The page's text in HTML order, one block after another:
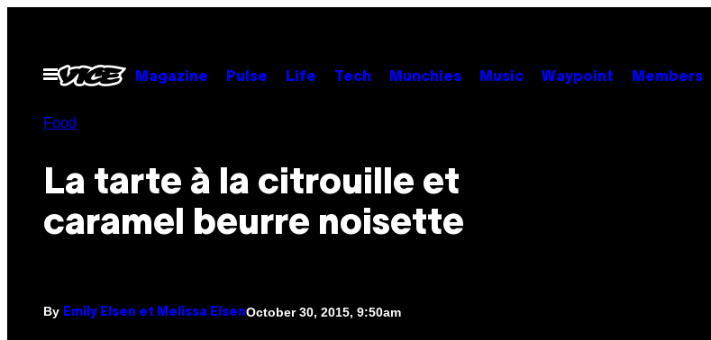
contentOpen
Menu
Magazine Pulse Life Tech Munchies Music Waypoint Members
Food
La tarte à la citrouille et
caramel beurre noisette
By Emily Elsen et Melissa ElsenOctober 30, 2015, 9:50am